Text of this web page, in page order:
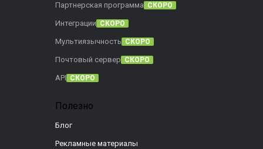
Партнерская программа СКОРО
Интеграции СКОРО
Мультиязычность СКОРО
Почтовый сервер СКОРО
API СКОРО
Полезно
Блог
Рекламные материалы